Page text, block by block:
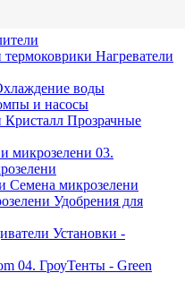
Нагреватели
воды
и насосы
Прозрачные
03.
Семена микрозелени
Удобрения для
Установки -
04. ГроуТенты - Green